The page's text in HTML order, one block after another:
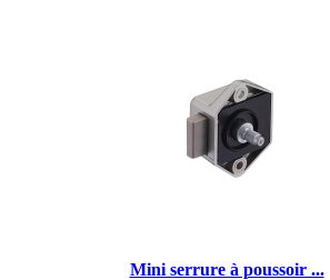
Mini serrure à poussoir ...